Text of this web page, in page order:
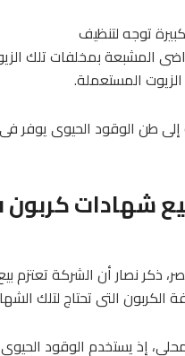
توجه لتنظيف
المشبعة بمخلفات تلك
المستعملة.
شهادات كربون
ذكر نصار أن الشركة تعتزم
الكربون التى تحتاج لتلك
المحلى، إذ يستخدم